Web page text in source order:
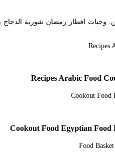
وجبات افطار رمضان شوربة